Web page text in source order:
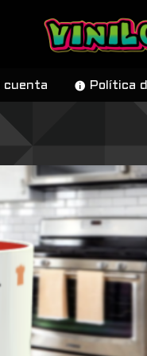
cuenta Política